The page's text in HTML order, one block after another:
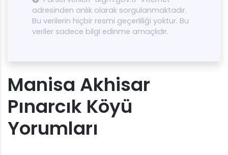
adresinden anlık olarak sorgulanmaktadır.
Bu verilerin hiçbir resmi geçerliliği yoktur. Bu
veriler sadece bilgi edinme amaçlıdır.
Manisa Akhisar
Pınarcık Köyü
Yorumları